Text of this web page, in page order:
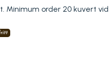
Minimum order 20 kuvert vid